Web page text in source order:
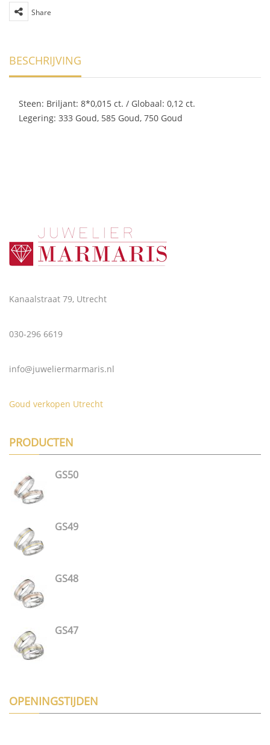
Share
BESCHRIJVING
Steen: Briljant: 8*0,015 ct. / Globaal: 0,12 ct.
Legering: 333 Goud, 585 Goud, 750 Goud
Kanaalstraat 79, Utrecht
030-296 6619
info@juweliermarmaris.nl
Goud verkopen Utrecht
PRODUCTEN
GS50
GS49
GS48
GS47
OPENINGSTIJDEN